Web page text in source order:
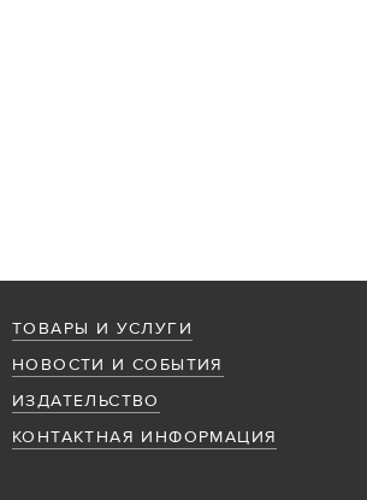
ТОВАРЫ И УСЛУГИ
НОВОСТИ И СОБЫТИЯ
ИЗДАТЕЛЬСТВО
КОНТАКТНАЯ ИНФОРМАЦИЯ